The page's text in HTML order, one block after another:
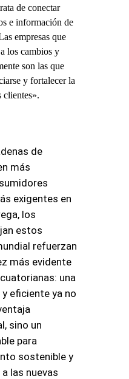
de conectar
e información de
empresas que
los cambios y
son las que
y fortalecer la
clientes».
de
más
exigentes en
los
estos
refuerzan
más evidente
una
eficiente ya no
sino un
para
sostenible y
las nuevas